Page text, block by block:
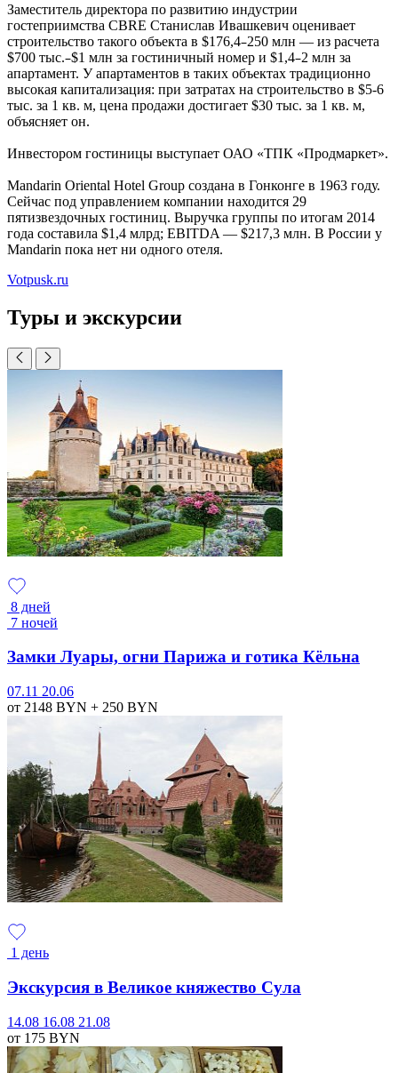
Заместитель директора по развитию индустрии
гостеприимства CBRE Станислав Ивашкевич оценивает
строительство такого объекта в $176,4–250 млн — из расчета
$700 тыс.–$1 млн за гостиничный номер и $1,4–2 млн за
апартамент. У апартаментов в таких объектах традиционно
высокая капитализация: при затратах на строительство в $5-6
тыс. за 1 кв. м, цена продажи достигает $30 тыс. за 1 кв. м,
объясняет он.
Инвестором гостиницы выступает ОАО «ТПК «Продмаркет».
Mandarin Oriental Hotel Group создана в Гонконге в 1963 году.
Сейчас под управлением компании находится 29
пятизвездочных гостиниц. Выручка группы по итогам 2014
года составила $1,4 млрд; EBITDA — $217,3 млн. В России у
Mandarin пока нет ни одного отеля.
Votpusk.ru
Туры и экскурсии
8 дней
7 ночей
Замки Луары, огни Парижа и готика Кёльна
07.11 20.06
от 2148 BYN + 250 BYN
1 день
Экскурсия в Великое княжество Сула
14.08 16.08 21.08
от 175 BYN